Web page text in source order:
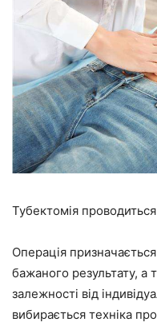
Тубектомія
Операція
бажаного результату, а
залежності від
вибирається техніка